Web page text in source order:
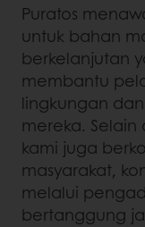
Puratos
untuk bahan
berkelanjutan
membantu
lingkungan
mereka.
kami juga
masyarakat,
melalui
bertanggung